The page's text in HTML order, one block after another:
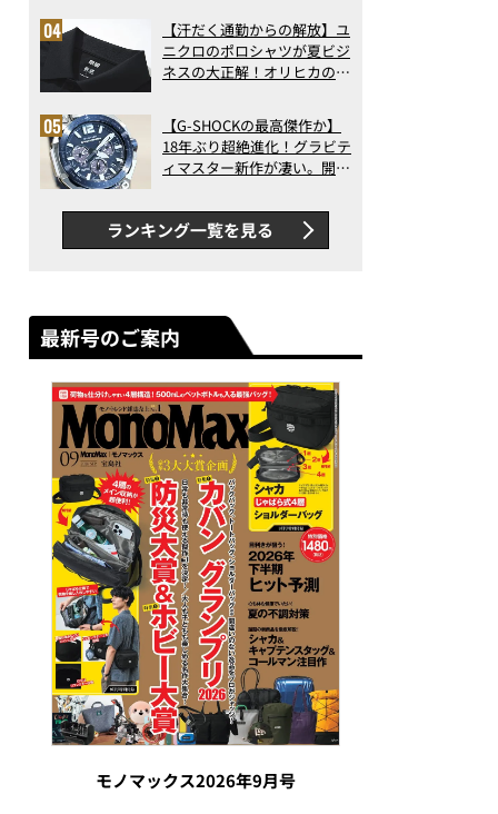
【汗だく通勤からの解放】ユ
ニクロのポロシャツが夏ビジ
ネスの大正解！オリヒカの透
アの実力
【G-SHOCKの最高傑作か】
18年ぶり超絶進化！グラビテ
ィマスター新作が凄い。開発
新ムーブメントの衝撃
ランキング一覧を見る
最新号のご案内
モノマックス2026年9月号